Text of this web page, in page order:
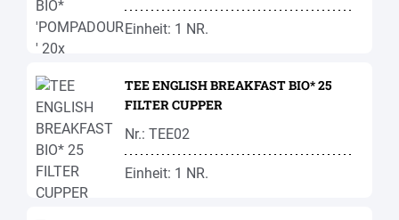
Einheit: 1 NR.
TEE ENGLISH BREAKFAST BIO* 25
FILTER CUPPER
Nr.: TEE02
Einheit: 1 NR.